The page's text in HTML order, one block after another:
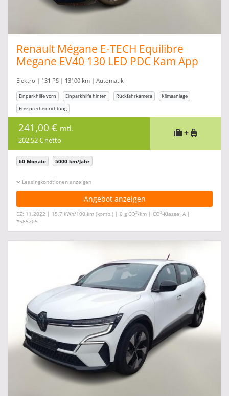
Renault Mégane E-TECH Equilibre
Megane EV40 130 LED PDC Kam App
Elektro | 131 PS | 13100 km | Automatik
Einparkhilfe vorn Einparkhilfe hinten Rückfahrkamera
Klimaanlage
Freisprecheinrichtung
241,00 € mtl.
202,52 € netto
+
60 Monate 5000 km/Jahr
Leasingkonditionen ein-/ausblenden
Angebot anzeigen
EZ: 11.2022 | 15,7 kWh/100 km (komb.) | 0 g CO2/km | CO2-Klasse: A |
#585205